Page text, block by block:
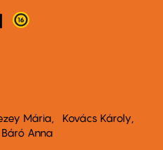
Mária
Kovács Károly
Báró Anna